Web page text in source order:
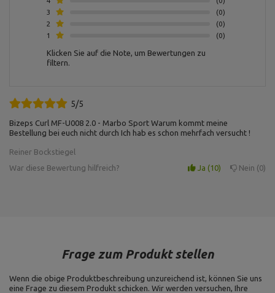
3
0
2
0
1
0
Klicken Sie auf die Note, um Bewertungen zu
filtern.
5/5
Bizeps Curl MF-U008 2.0 - Marbo Sport Warum kommt meine
Bestellung bei euch nicht durch Ich hab es schon mehrfach versucht !
Reiner Bockstiegel
War diese Bewertung hilfreich?
Ja 10 Nein 0
Frage zum Produkt stellen
Wenn die obige Produktbeschreibung unzureichend ist, können Sie uns
eine Frage zu diesem Produkt schicken. Wir werden versuchen, Ihre